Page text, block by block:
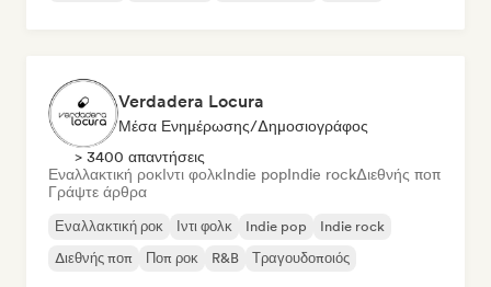
Verdadera Locura
Μέσα Ενημέρωσης/Δημοσιογράφος
> 3400 απαντήσεις
Εναλλακτική ροκΙντι φολκIndie popIndie rockΔιεθνής ποπ
Γράψτε άρθρα
Εναλλακτική ροκ Ιντι φολκ Indie pop
Indie rock
Διεθνής ποπ
Ποπ ροκ R&B Τραγουδοποιός